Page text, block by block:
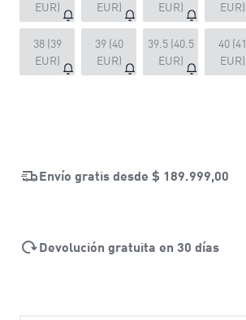
EUR)
EUR)
EUR)
EUR)
38 (39
EUR)
39 (40
EUR)
39.5 (40.5
EUR)
40 (41
EUR)
Envío gratis desde $ 189.999,00
Devolución gratuita en 30 días